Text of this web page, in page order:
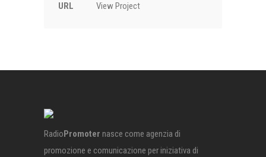
URL View Project
RadioPromoter nasce come agenzia di
promozione e comunicazione per iniziativa di